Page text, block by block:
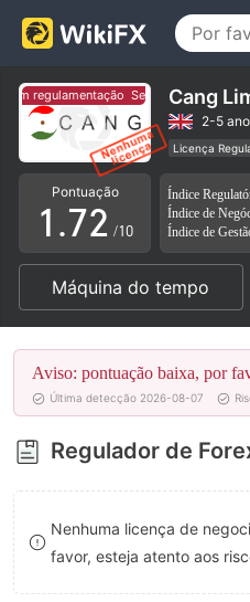
regulamentação Sem regulamentação
Cang
2-5
Licença
Região de
Pontuação
0
1
2
3
4
5
6
7
8
9
.
3
4
5
6
7
8
9
0
1
2
3
4
5
6
7
8
9
/10
Índice
Índice de
Máquina do tempo
Aviso: pontuação baixa, por
Última detecção 2026-08-07
Regulador de
Nenhuma licença de
favor, esteja atento aos